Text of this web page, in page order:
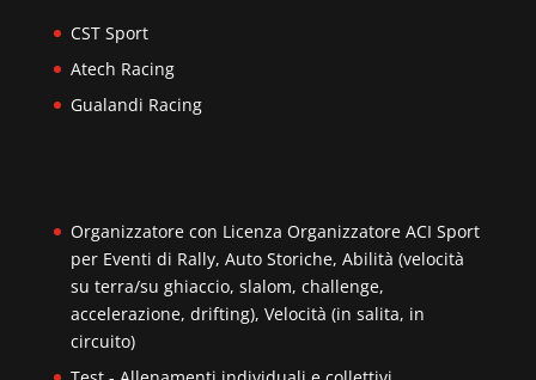
CST Sport
Atech Racing
Gualandi Racing
Organizzatore con Licenza Organizzatore ACI Sport
per Eventi di Rally, Auto Storiche, Abilità (velocità
su terra/su ghiaccio, slalom, challenge,
accelerazione, drifting), Velocità (in salita, in
circuito)